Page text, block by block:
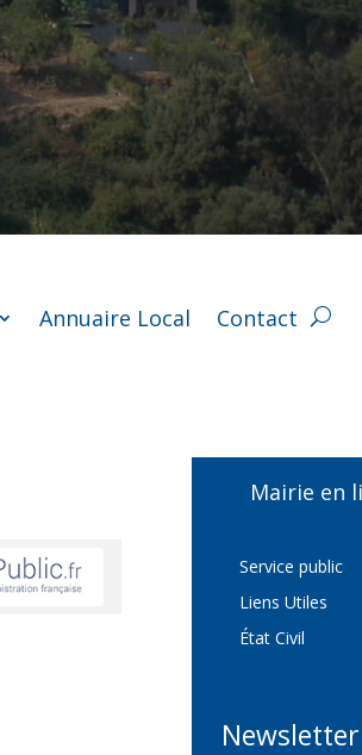
Annuaire Local Contact
Mairie en
Service public
Liens Utiles
État Civil
Newsletter